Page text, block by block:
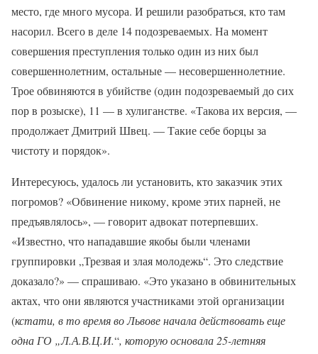
место, где много мусора. И решили разобраться, кто там
насорил. Всего в деле 14 подозреваемых. На момент
совершения преступления только один из них был
совершеннолетним, остальные — несовершеннолетние.
Трое обвиняются в убийстве (один подозреваемый до сих
пор в розыске), 11 — в хулиганстве. «Такова их версия, —
продолжает Дмитрий Швец. — Такие себе борцы за
чистоту и порядок».
Интересуюсь, удалось ли установить, кто заказчик этих
погромов? «Обвинение никому, кроме этих парней, не
предъявлялось», — говорит адвокат потерпевших.
«Известно, что нападавшие якобы были членами
группировки „Трезвая и злая молодежь“. Это следствие
доказало?» — спрашиваю. «Это указано в обвинительных
актах, что они являются участниками этой организации
(кстати, в то время во Львове начала действовать еще
одна ГО „Л.А.В.Ц.И.“, которую основала 25-летняя